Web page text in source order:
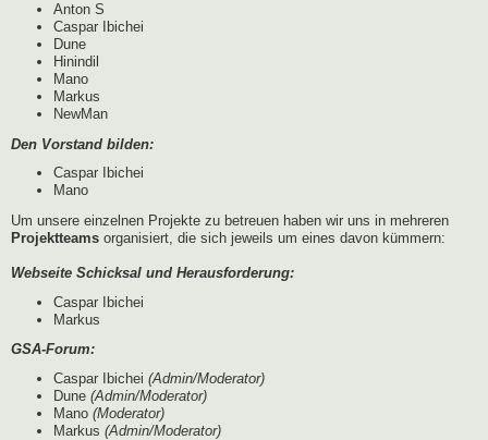
Anton S
Caspar Ibichei
Dune
Hinindil
Mano
Markus
NewMan
Den Vorstand bilden:
Caspar Ibichei
Mano
Um unsere einzelnen Projekte zu betreuen haben wir uns in mehreren
Projektteams organisiert, die sich jeweils um eines davon kümmern:
Webseite Schicksal und Herausforderung:
Caspar Ibichei
Markus
GSA-Forum:
Caspar Ibichei (Admin/Moderator)
Dune (Admin/Moderator)
Mano (Moderator)
Markus (Admin/Moderator)